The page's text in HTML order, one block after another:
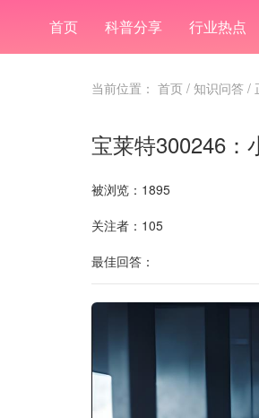
首页 科普分享 行业热点
当前位置： 首页 / 知识问答 /
宝莱特300246：
被浏览：1895
关注者：105
最佳回答：